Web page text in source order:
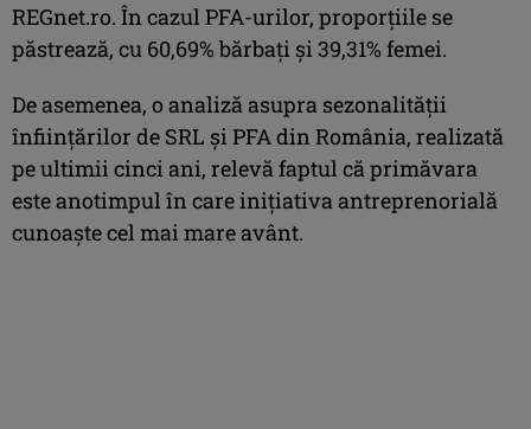
REGnet.ro. În cazul PFA-urilor, proporţiile se
păstrează, cu 60,69% bărbaţi şi 39,31% femei.
De asemenea, o analiză asupra sezonalităţii
înfiinţărilor de SRL şi PFA din România, realizată
pe ultimii cinci ani, relevă faptul că primăvara
este anotimpul în care iniţiativa antreprenorială
cunoaşte cel mai mare avânt.